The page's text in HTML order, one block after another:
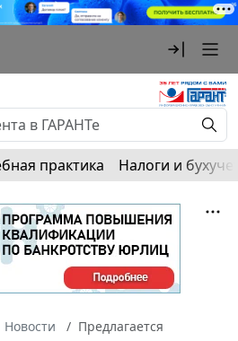
практика Налоги и
Новости
Предлагается